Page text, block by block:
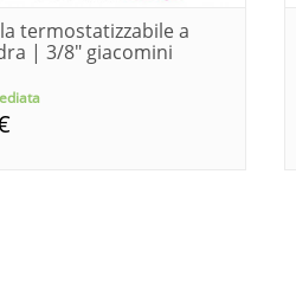
termostatizzabile a
| 3/8" giacomini